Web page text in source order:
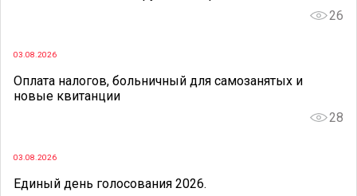
26
03.08.2026
Оплата налогов, больничный для самозанятых и
новые квитанции
28
03.08.2026
Единый день голосования 2026.